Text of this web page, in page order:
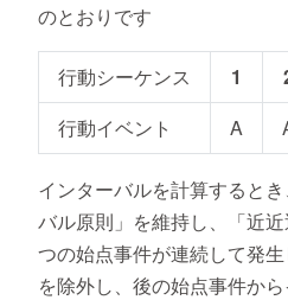
のとおりです
行動シーケンス 1
行動イベント
A
インターバルを計算すると
バル原則」を維持し、「近
つの始点事件が連続して発
を除外し、後の始点事件か